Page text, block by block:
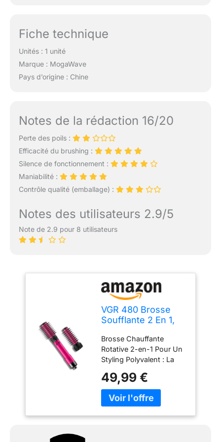
Fiche technique
Unités : 1 unité
Marque : MogaWave
Pays d’origine : Chine
Notes de la rédaction 16/20
Perte des poils :
Efficacité du brushing :
Silence de fonctionnement :
Maniabilité :
Contrôle qualité (emballage) :
Notes des utilisateurs 2.9/5
Note de 2.9 pour 8 utilisateurs
VGR 480 Brosse
Soufflante 2 En 1,
Chauffante
Rotative, Rouge
Brosse Chauffante
Rotative 2-en-1 Pour Un
Styling Polyvalent : La
soufflante rotative dans
un seul appareil pratique
pour un coiffage facile au
49,99 €